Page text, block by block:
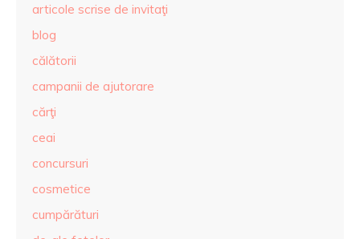
articole scrise de invitaţi
blog
călătorii
campanii de ajutorare
cărţi
ceai
concursuri
cosmetice
cumpărături